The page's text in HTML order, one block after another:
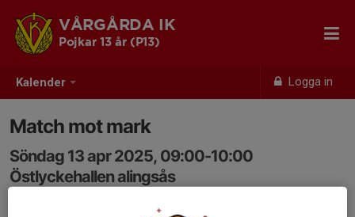
Kalender Logga in
VÅRGÅRDA IK
Pojkar 13 år (P13)
Match mot mark
Söndag 13 apr 2025, 09:00-10:00
Östlyckehallen alingsås
Samling: 08:30, Östlyckehallen